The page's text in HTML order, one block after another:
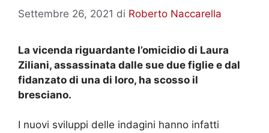
Settembre 26, 2021 di Roberto Naccarella
La vicenda riguardante l’omicidio di Laura
Ziliani, assassinata dalle sue due figlie e dal
fidanzato di una di loro, ha scosso il
bresciano.
I nuovi sviluppi delle indagini hanno infatti